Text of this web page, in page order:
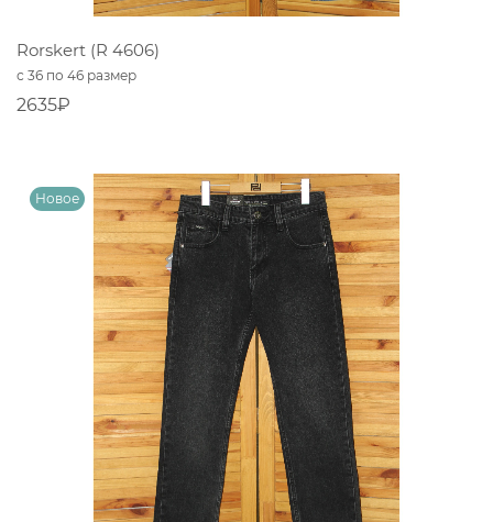
Rorskert (R 4606)
с 36 по 46 размер
2635₽